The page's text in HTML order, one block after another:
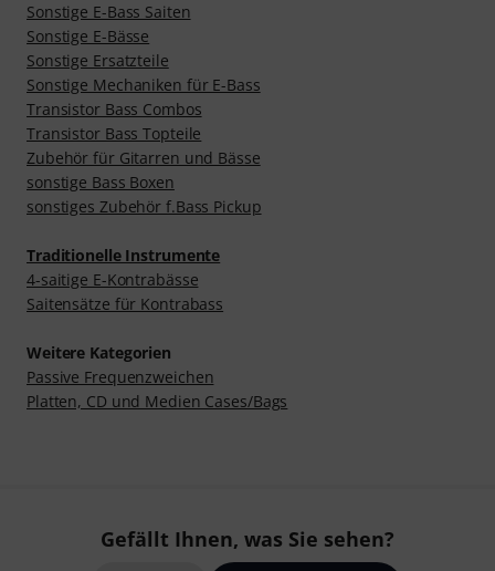
Sonstige E-Bass Saiten
Sonstige E-Bässe
Sonstige Ersatzteile
Sonstige Mechaniken für E-Bass
Transistor Bass Combos
Transistor Bass Topteile
Zubehör für Gitarren und Bässe
sonstige Bass Boxen
sonstiges Zubehör f.Bass Pickup
Traditionelle Instrumente
4-saitige E-Kontrabässe
Saitensätze für Kontrabass
Weitere Kategorien
Passive Frequenzweichen
Platten, CD und Medien Cases/Bags
Gefällt Ihnen, was Sie sehen?